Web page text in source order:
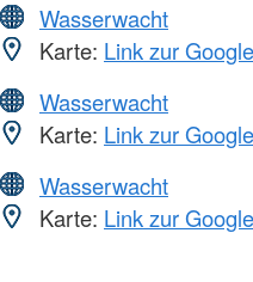
Wasserwacht
Karte: Link zur
Wasserwacht
Karte: Link zur
Wasserwacht
Karte: Link zur